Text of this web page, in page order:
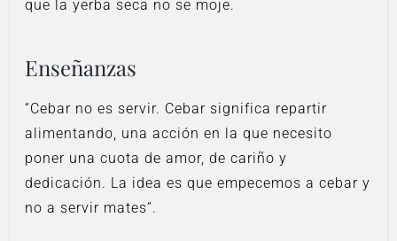
que la yerba seca no se moje.
Enseñanzas
“Cebar no es servir. Cebar significa repartir
alimentando, una acción en la que necesito
poner una cuota de amor, de cariño y
dedicación. La idea es que empecemos a cebar y
no a servir mates”.